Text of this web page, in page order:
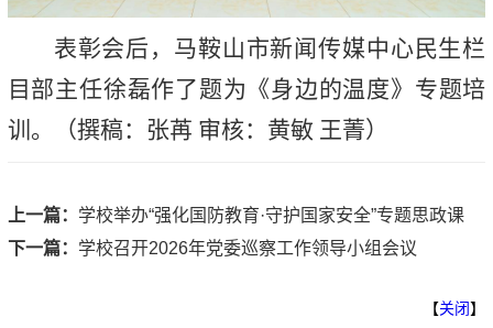
表彰会后，马鞍山市新闻传媒中心民生栏
目部主任徐磊作了题为《身边的温度》专题培
训。（撰稿：张苒 审核：黄敏 王菁）
上一篇： 学校举办“强化国防教育·守护国家安全”专题思政课
下一篇： 学校召开2026年党委巡察工作领导小组会议
【关闭】